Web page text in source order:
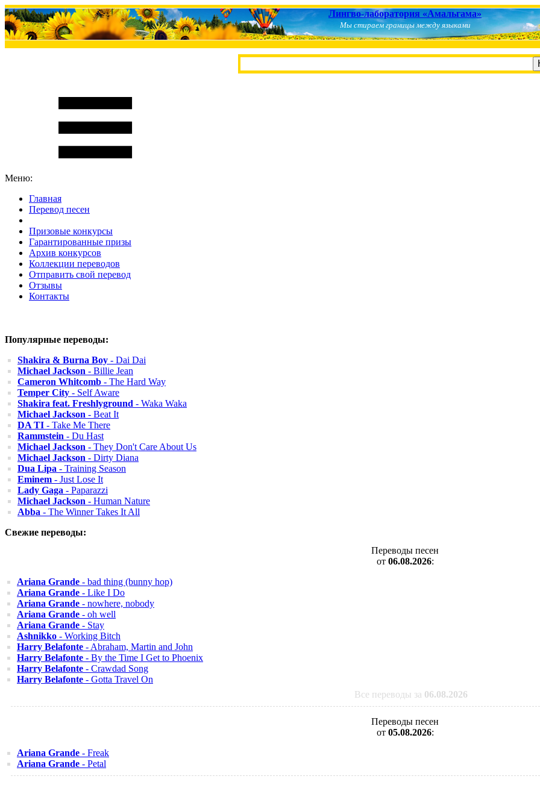
Лингво-лаборатория «Амальгама»
Мы стираем границы между языками
Меню:
Главная
Перевод песен
Призовые конкурсы
Гарантированные призы
Архив конкурсов
Коллекции переводов
Отправить свой перевод
Отзывы
Контакты
Популярные переводы:
Shakira & Burna Boy - Dai Dai
Michael Jackson - Billie Jean
Cameron Whitcomb - The Hard Way
Temper City - Self Aware
Shakira feat. Freshlyground - Waka Waka
Michael Jackson - Beat It
DA TI - Take Me There
Rammstein - Du Hast
Michael Jackson - They Don't Care About Us
Michael Jackson - Dirty Diana
Dua Lipa - Training Season
Eminem - Just Lose It
Lady Gaga - Paparazzi
Michael Jackson - Human Nature
Abba - The Winner Takes It All
Свежие переводы:
Переводы песен
от 06.08.2026:
Ariana Grande - bad thing (bunny hop)
Ariana Grande - Like I Do
Ariana Grande - nowhere, nobody
Ariana Grande - oh well
Ariana Grande - Stay
Ashnikko - Working Bitch
Harry Belafonte - Abraham, Martin and John
Harry Belafonte - By the Time I Get to Phoenix
Harry Belafonte - Crawdad Song
Harry Belafonte - Gotta Travel On
Все переводы за 06.08.2026
Переводы песен
от 05.08.2026:
Ariana Grande - Freak
Ariana Grande - Petal